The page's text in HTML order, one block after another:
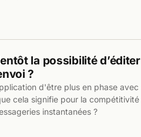
la possibilité d’éditer
?
d'être plus en phase avec
cela signifie pour la compétitivité
instantanées ?